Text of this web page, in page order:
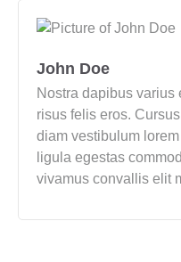
John Doe
Nostra dapibus varius
risus felis eros.
diam vestibulum
ligula egestas
vivamus convallis elit